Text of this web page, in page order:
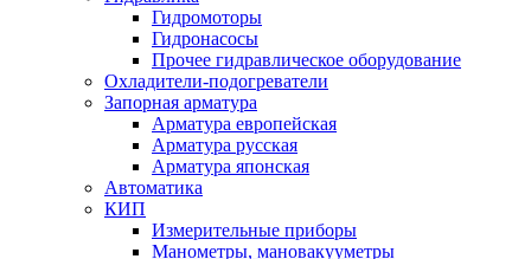
Гидромоторы
Гидронасосы
Прочее гидравлическое оборудование
Охладители-подогреватели
Запорная арматура
Арматура европейская
Арматура русская
Арматура японская
Автоматика
КИП
Измерительные приборы
Манометры, мановакууметры